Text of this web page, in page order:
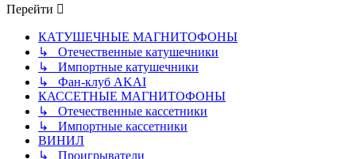
Перейти
КАТУШЕЧНЫЕ МАГНИТОФОНЫ
↳ Отечественные катушечники
↳ Импортные катушечники
↳ Фан-клуб AKAI
КАССЕТНЫЕ МАГНИТОФОНЫ
↳ Отечественные кассетники
↳ Импортные кассетники
ВИНИЛ
↳ Проигрыватели